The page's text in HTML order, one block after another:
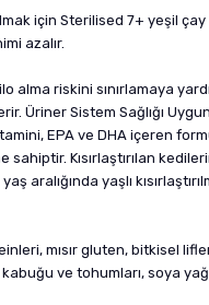
için Sterilised 7+ yeşil
azalır.
riskini sınırlamaya
Sistem Sağlığı
EPA ve DHA içeren
Kısırlaştırılan
yaşlı
mısır gluten, bitkisel
ve tohumları, soya